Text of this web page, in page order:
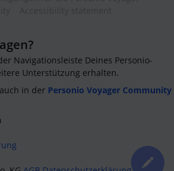
Navigationsleiste Deines Personio-
Unterstützung erhalten.
in der Personio Voyager Community